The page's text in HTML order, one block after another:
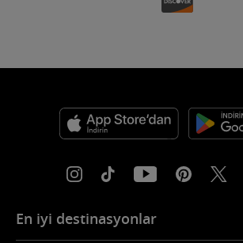
En iyi destinasyonlar